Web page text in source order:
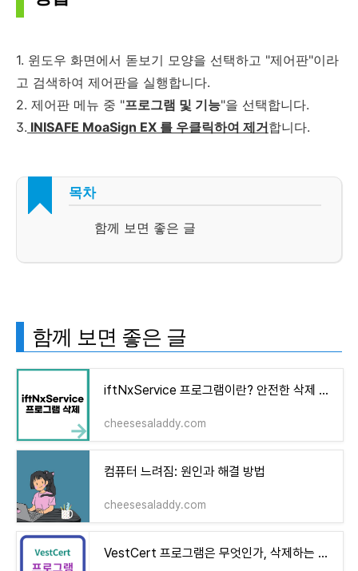
1. 윈도우 화면에서 돋보기 모양을 선택하고 "제어판"이라
고 검색하여 제어판을 실행합니다.
2. 제어판 메뉴 중 "프로그램 및 기능"을 선택합니다.
3. INISAFE MoaSign EX 를 우클릭하여 제거합니다.
목차
함께 보면 좋은 글
함께 보면 좋은 글
iftNxService 프로그램이란? 안전한 삭제 방법 및 실행 중지 가이드
cheesesaladdy.com
컴퓨터 느려짐: 원인과 해결 방법
cheesesaladdy.com
VestCert 프로그램은 무엇인가, 삭제하는 방법